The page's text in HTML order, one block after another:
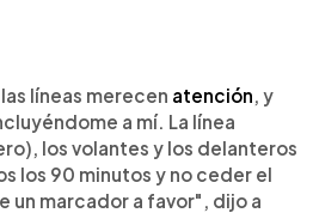
líneas merecen atención , y
a mí. La línea
los volantes y los delanteros
los 90 minutos y no ceder el
un marcador a favor", dijo a